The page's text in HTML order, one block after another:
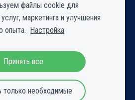
файлы cookie для
маркетинга и улучшения
опыта. Настройка
Принять все
только необходимые